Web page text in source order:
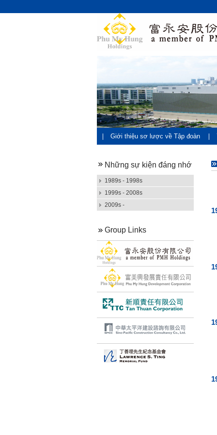
Giới thiệu sơ lược về Tập đoàn
Những sự kiện đáng nhớ
1989s - 1998s
1999s - 2008s
2009s -
Group Links